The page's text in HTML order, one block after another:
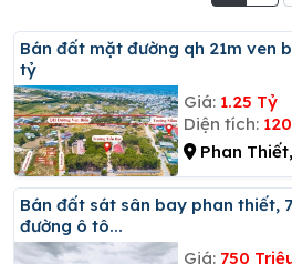
Bán đất mặt đường qh 21m ven biển bình thuận chỉ hơn 1
tỷ
Giá: 1.25 Tỷ
Diện tích:
Phan
Bán đất sát sân bay phan thiết, 750 triệu/lô, sổ đỏ riêng,
đường ô tô...
Giá: 750